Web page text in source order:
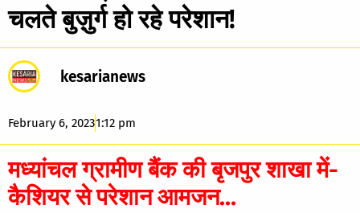
चलते बुज़ुर्ग हो रहे परेशान!
kesarianews
February 6, 20231:12 pm
मध्यांचल ग्रामीण बैंक की बृजपुर शाखा में-
कैशियर से परेशान आमजन…